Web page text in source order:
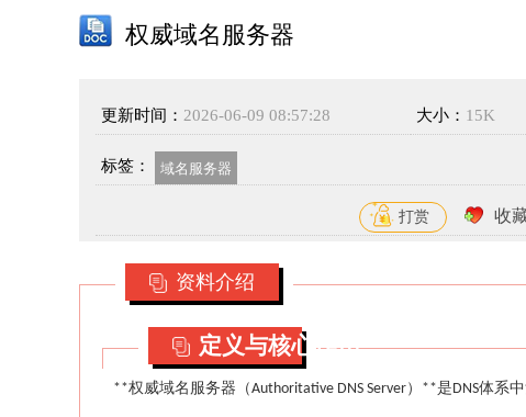
权威域名服务器
更新时间： 2026-06-09 08:57:28 大小： 15K
标签： 域名服务器
打赏 收
资料介绍
定义与核心作用
**权威域名服务器（Authoritative DNS Server） **是DNS体系